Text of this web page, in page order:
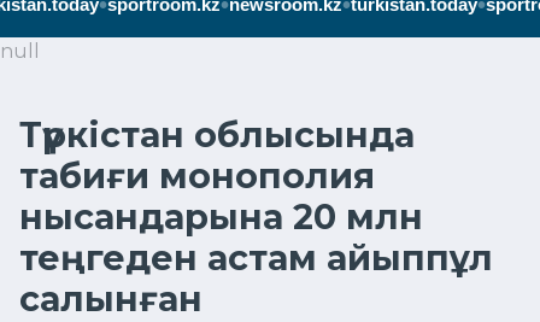
sportroom.kz newsroom.kz turkistan.today
null
Түркістан облысында
табиғи монополия
нысандарына 20 млн
теңгеден астам айыппұл
салынған